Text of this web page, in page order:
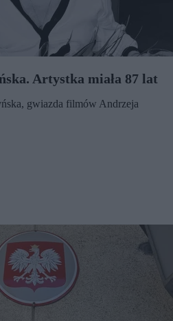
Artystka miała 87 lat
gwiazda filmów Andrzeja